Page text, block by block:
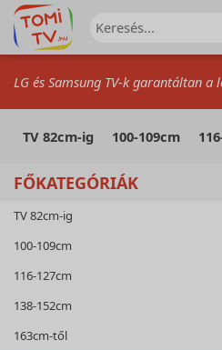
LG és Samsung TV-k garantáltan a
TV 82cm-ig 100-109cm
FŐKATEGÓRIÁK
TV 82cm-ig
100-109cm
116-127cm
138-152cm
163cm-től